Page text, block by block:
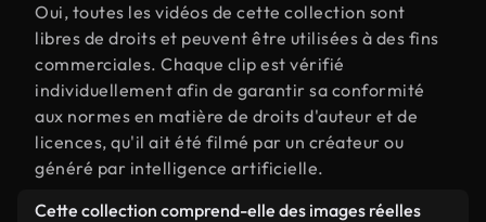
Oui, toutes les vidéos de cette collection sont
libres de droits et peuvent être utilisées à des fins
commerciales. Chaque clip est vérifié
individuellement afin de garantir sa conformité
aux normes en matière de droits d'auteur et de
licences, qu'il ait été filmé par un créateur ou
généré par intelligence artificielle.
Cette collection comprend-elle des images réelles